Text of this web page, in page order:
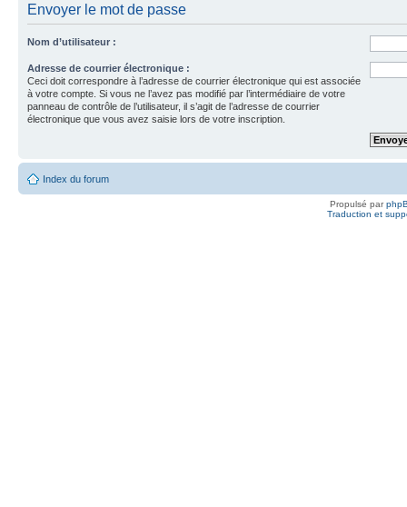
Envoyer le mot de passe
Nom d’utilisateur :
Adresse de courrier électronique :
Ceci doit correspondre à l’adresse de courrier électronique qui est associée
à votre compte. Si vous ne l’avez pas modifié par l’intermédiaire de votre
panneau de contrôle de l’utilisateur, il s’agit de l’adresse de courrier
électronique que vous avez saisie lors de votre inscription.
Index du forum
Propulsé par
Traduction et